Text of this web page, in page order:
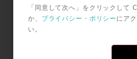
Avidの最新プロダクト、販売
い。
「同意して次へ」をクリックして
か、 プライバシー・ポリシー にア
い。